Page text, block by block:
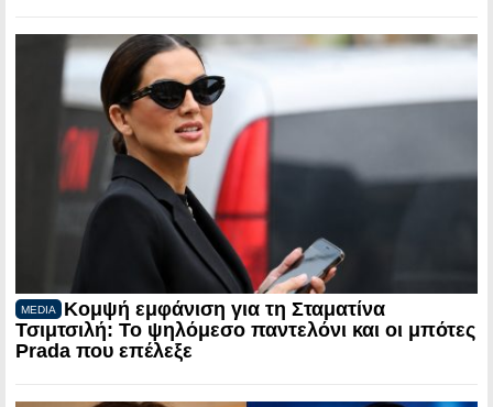
MEDIA
Κομψή εμφάνιση για τη Σταματίνα
Τσιμτσιλή: Το ψηλόμεσο παντελόνι και οι μπότες
Prada που επέλεξε